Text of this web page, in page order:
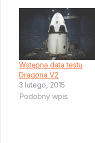
musiało być jakoś
wykładniczo. Może
trzeba było zamówić
7 milionów żeby
dostać 100? Mój
pierwotny plan był
sprzedać połowę
alokacji w ciągu
Wstępna data testu
Dragona V2
3 lutego, 2015
Podobny wpis